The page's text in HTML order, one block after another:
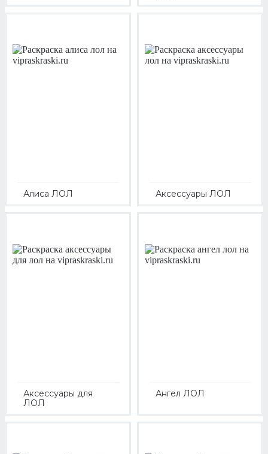
Алиса ЛОЛ Аксессуары ЛОЛ
Аксессуары для
ЛОЛ
Ангел ЛОЛ